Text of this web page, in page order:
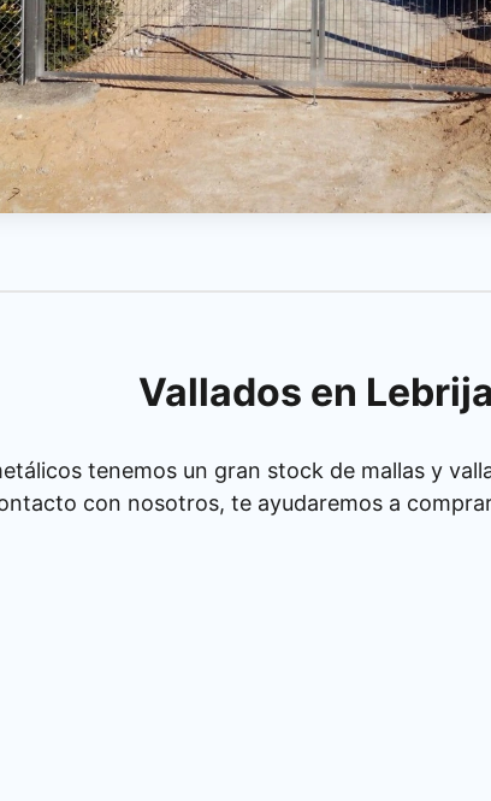
Vallados en Lebrija
tenemos un gran stock de mallas y
con nosotros, te ayudaremos a